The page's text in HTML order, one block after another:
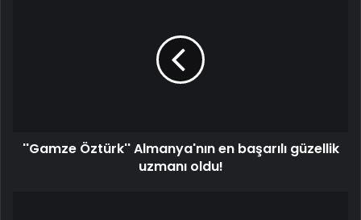
''Gamze Öztürk'' Almanya'nın en başarılı güzellik
uzmanı oldu!